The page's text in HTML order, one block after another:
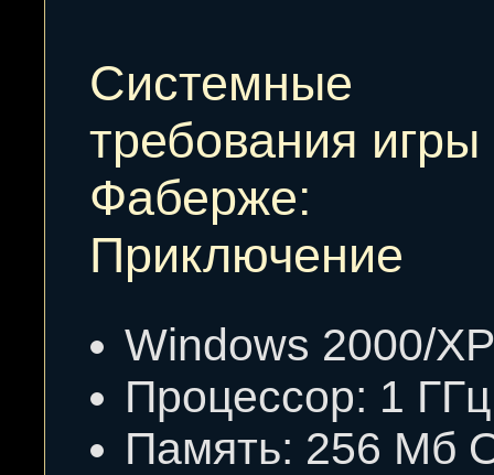
Cистемные
требования
Фаберже:
Приключение
Windows 2000/XP
Процессор: 1 ГГц
Память: 256 Мб